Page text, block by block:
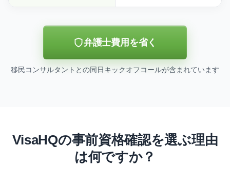
弁護士費用を省く
移民コンサルタントとの同日キックオフコールが含まれています
VisaHQの事前資格確認を選ぶ理由
は何ですか？